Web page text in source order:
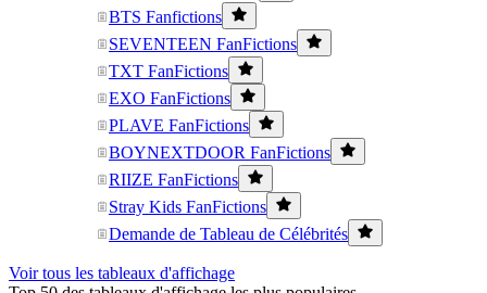
BTS Fanfictions
SEVENTEEN FanFictions
TXT FanFictions
EXO FanFictions
PLAVE FanFictions
BOYNEXTDOOR FanFictions
RIIZE FanFictions
Stray Kids FanFictions
Demande de Tableau de Célébrités
Voir tous les tableaux d'affichage